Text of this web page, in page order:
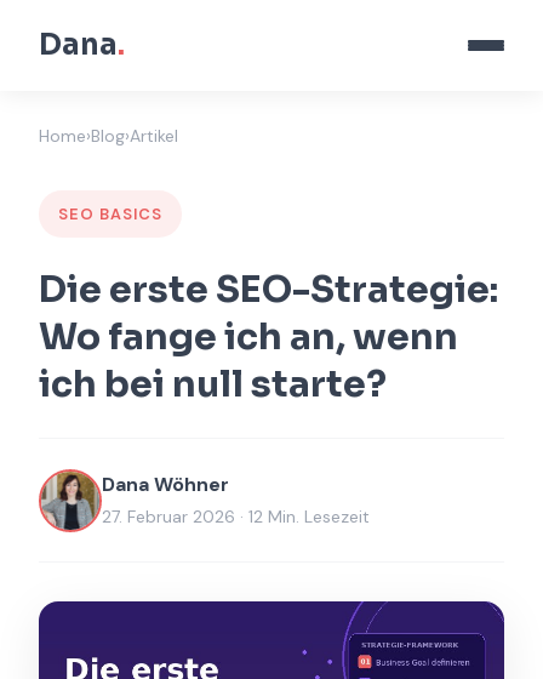
Dana.
Home›Blog›Artikel
SEO BASICS
Die erste SEO-Strategie:
Wo fange ich an, wenn
ich bei null starte?
Dana Wöhner
27. Februar 2026 · 12 Min. Lesezeit